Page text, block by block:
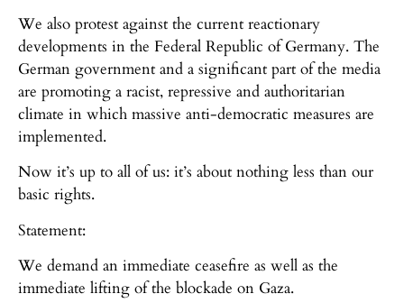
We also protest against the current reactionary
developments in the Federal Republic of Germany. The
German government and a significant part of the media
are promoting a racist, repressive and authoritarian
climate in which massive anti-democratic measures are
implemented.
Now it’s up to all of us: it’s about nothing less than our
basic rights.
Statement:
We demand an immediate ceasefire as well as the
immediate lifting of the blockade on Gaza.